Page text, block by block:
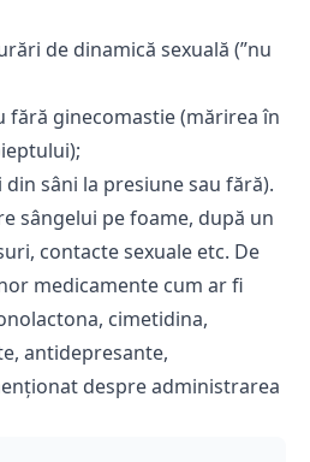
de dinamică sexuală (”nu
fără ginecomastie (mărirea în
sâni la presiune sau fără).
sângelui pe foame, după un
contacte sexuale etc. De
medicamente cum ar fi
cimetidina,
antidepresante,
despre administrarea